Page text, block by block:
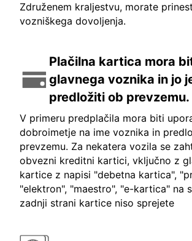
Združenem kraljestvu, morate
vozniškega dovoljenja.
Plačilna kartica mora
glavnega voznika in jo
predložiti ob prevzemu.
V primeru predplačila mora biti
dobroimetje na ime voznika in
prevzemu. Za nekatera vozila se
obvezni kreditni kartici, vključno z
kartice z napisi "debetna kartica",
"elektron", "maestro", "e-kartica" na
zadnji strani kartice niso sprejete